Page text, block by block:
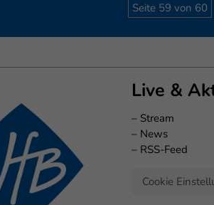
Seite 59 von 60
Live &
– Stream
– News
– RSS-Feed
Cookie